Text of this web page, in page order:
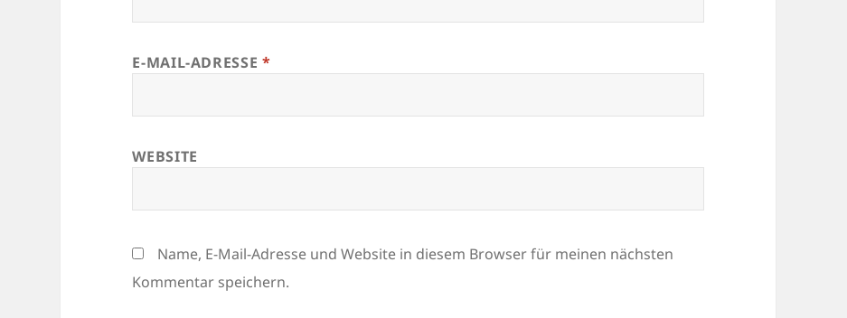
E-MAIL-ADRESSE *
WEBSITE
Name, E-Mail-Adresse und Website in diesem Browser für meinen nächsten
Kommentar speichern.